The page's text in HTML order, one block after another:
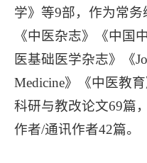
学》等9部，作为常
《中医杂志》《中国
医基础医学杂志》《
Medicine》《中医教
科研与教改论文69篇
作者/通讯作者42篇。